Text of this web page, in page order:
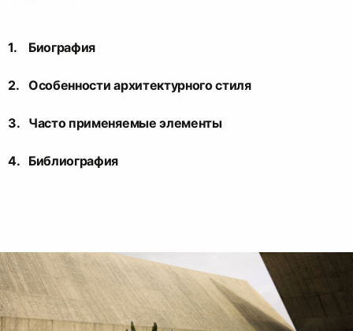
Биография
Особенности архитектурного стиля
Часто применяемые элементы
Библиография